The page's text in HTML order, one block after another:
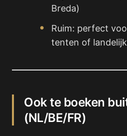
Breda)
Ruim: perfect
tenten of
Ook te boeken
(NL/BE/FR)